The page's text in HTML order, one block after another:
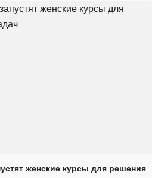
женские курсы для решения